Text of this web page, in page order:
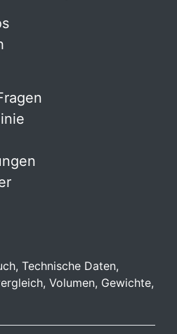
Technische Daten,
Volumen, Gewichte,